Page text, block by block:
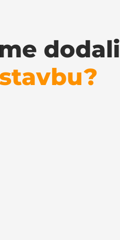
dodali